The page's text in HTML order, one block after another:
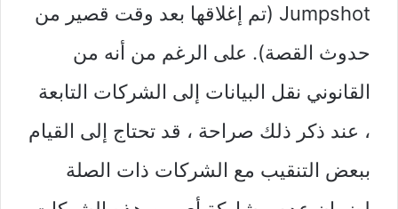
Jumpshot (تم إغلاقها بعد وقت قصير من
حدوث القصة). على الرغم من أنه من
القانوني نقل البيانات إلى الشركات التابعة
، عند ذكر ذلك صراحة ، قد تحتاج إلى القيام
ببعض التنقيب مع الشركات ذات الصلة